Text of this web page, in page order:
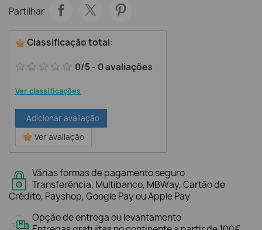
Partilhar
Classificação total:
0/5- 0avaliações
Ver classificações
Adicionar avaliação
Ver avaliação
Várias formas de pagamento seguro
Transferência, Multibanco, MBWay, Cartão de
Crédito, Payshop, Google Pay ou Apple Pay
Opção de entrega ou levantamento